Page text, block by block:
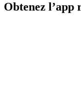
Obtenez